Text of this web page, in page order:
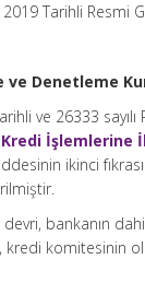
Tarihli Resmi
ve Denetleme
ve 26333 sayılı
Kredi İşlemlerine
ikinci
bankanın
kredi komitesinin